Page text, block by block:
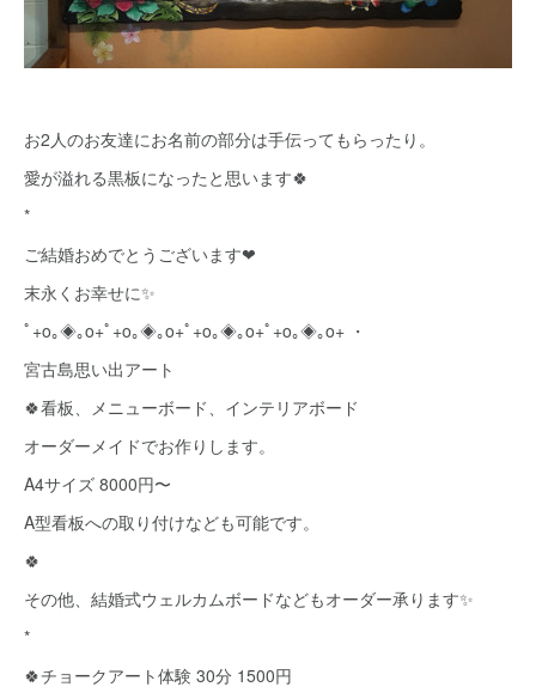
お2人のお友達にお名前の部分は手伝ってもらったり。
愛が溢れる黒板になったと思います🍀
*
ご結婚おめでとうございます❤
末永くお幸せに✨
ﾟ+o｡◈｡o+ﾟ+o｡◈｡o+ﾟ+o｡◈｡o+ﾟ+o｡◈｡o+ ・
宮古島思い出アート
🍀看板、メニューボード、インテリアボード
オーダーメイドでお作りします。
A4サイズ 8000円〜
A型看板への取り付けなども可能です。
🍀
その他、結婚式ウェルカムボードなどもオーダー承ります✨
*
🍀チョークアート体験 30分 1500円